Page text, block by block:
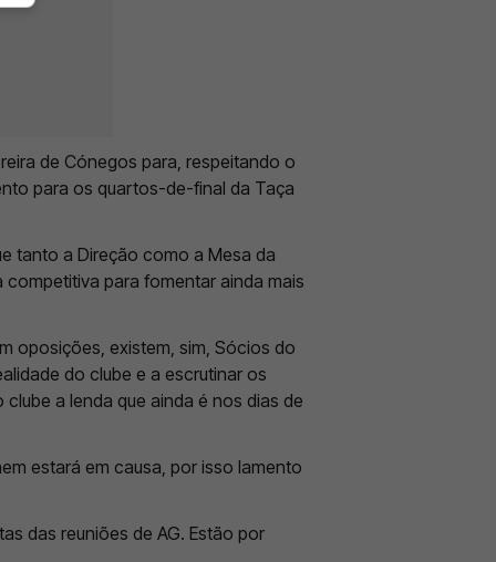
de Cónegos para, respeitando o
para os quartos-de-final da Taça
tanto a Direção como a Mesa da
para fomentar ainda mais
oposições, existem, sim, Sócios do
do clube e a escrutinar os
a lenda que ainda é nos dias de
estará em causa, por isso lamento
das reuniões de AG. Estão por